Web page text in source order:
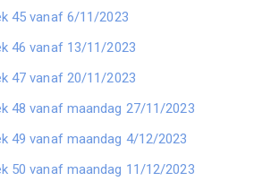
45 vanaf 6/11/2023
46 vanaf 13/11/2023
47 vanaf 20/11/2023
48 vanaf maandag 27/11/2023
49 vanaf maandag 4/12/2023
50 vanaf maandag 11/12/2023